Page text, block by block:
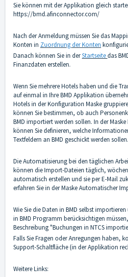
Sie können mit der Applikation gleich
https://bmd.afinconnector.com/
Nach der Anmeldung müssen Sie das
Konten in Zuordnung der Konten
Danach können Sie in derStartseitedas
Finanzdaten erstellen.
Wenn Sie mehrere Hotels haben und die
auf einmal in Ihre BMD Applikation
Hotels in derKonfiguration Maske
können Sie bestimmen, ob auch
BMD importiert werden sollen. In der Maske
können Sie definieren, welche
Textfeldern an BMD geschickt werden sollen.
Die Automatisierung bei den täglichen
können die Import-Dateien täglich,
automatisch erstellen und sie per E-Mail
erfahren Sie in der MaskeAutomatischer
Wie Sie die Daten in BMD selbst
in BMD Programm berücksichtigen
Beschreibung"Buchungen in NTCS
Falls Sie Fragen oder Anregungen haben,
Support-Schaltfläche (in der Applikation
Weitere Links: